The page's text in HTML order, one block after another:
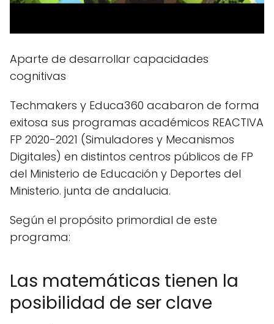
Aparte de desarrollar capacidades
cognitivas
Techmakers y Educa360 acabaron de forma
exitosa sus programas académicos REACTIVA
FP 2020-2021 (Simuladores y Mecanismos
Digitales) en distintos centros públicos de FP
del Ministerio de Educación y Deportes del
Ministerio. junta de andalucia.
Según el propósito primordial de este
programa:
Las matemáticas tienen la
posibilidad de ser clave